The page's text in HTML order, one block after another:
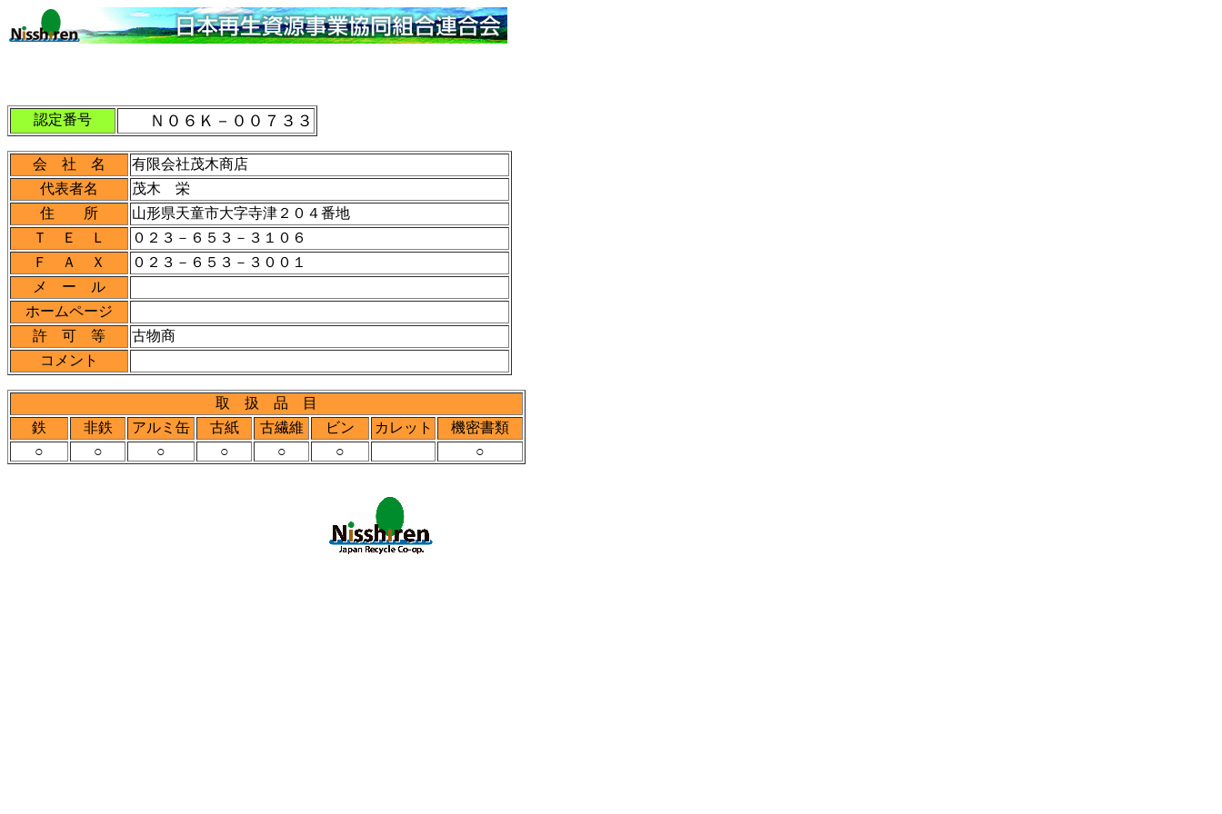
認定番号 Ｎ０６Ｋ－００７３３
会 社 名
有限会社茂木商店
代表者名
茂木 栄
住 所
山形県天童市大字寺津２０４番地
Ｔ Ｅ Ｌ
０２３－６５３－３１０６
Ｆ Ａ Ｘ
０２３－６５３－３００１
メ ー ル
ホームページ
許 可 等
古物商
コメント
取 扱 品 目
鉄
非鉄 アルミ缶 古紙 古繊維 ビン カレット
機密書類
○
○ ○ ○ ○ ○ ○